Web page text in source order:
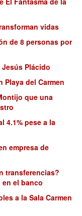
vidas
de 8 personas por
Plácido
Playa del Carmen
que una
4.1% pese a la
empresa de
transferencias?
el banco
a la Sala Carmen